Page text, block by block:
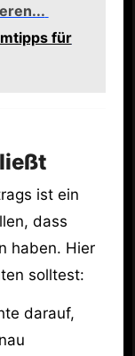
für
ist ein
dass
haben. Hier
solltest:
darauf,